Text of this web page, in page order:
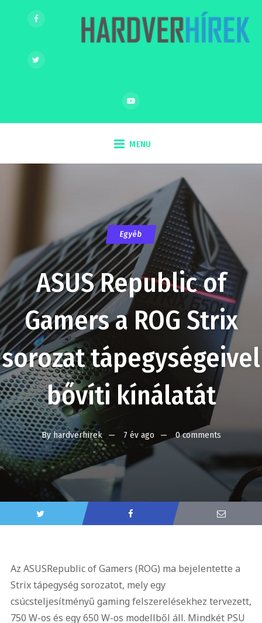
MENU
Egyéb
ASUS Republic of
Gamers a ROG Strix
sorozat tápegységeivel
bővíti kínálatát
Byhardverhirek 7 év ago 0 comments
Az ASUSRepublic of Gamers (ROG) ma bejelentette a
Strix tápegység sorozatot, mely egy
csúcsteljesítményű gaming felszerelésekhez tervezett,
750 W-os és egy 650 W-os modellből áll. Mindkét PSU